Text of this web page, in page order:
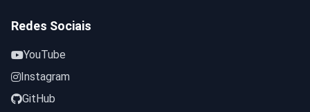
Redes Sociais
YouTube
Instagram
GitHub